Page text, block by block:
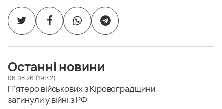
Останні новини
06.08.26 (19:42)
П'ятеро військових з Кіровоградщини
загинули у війні з РФ